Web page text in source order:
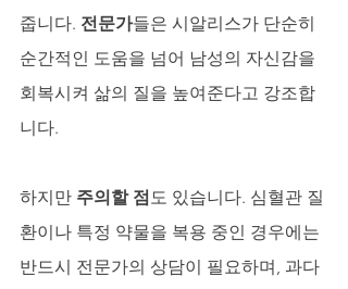
줍니다. 전문가들은 시알리스가 단순히
순간적인 도움을 넘어 남성의 자신감을
회복시켜 삶의 질을 높여준다고 강조합
니다.
하지만 주의할 점도 있습니다. 심혈관 질
환이나 특정 약물을 복용 중인 경우에는
반드시 전문가의 상담이 필요하며, 과다